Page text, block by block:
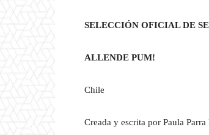
SELECCIÓN OFICIAL DE
ALLENDE PUM!
Chile
Creada y escrita por Paula Parra